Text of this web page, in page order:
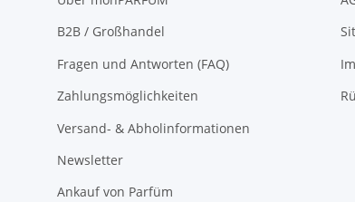
B2B / Großhandel
Fragen und Antworten (FAQ)
Zahlungsmöglichkeiten
Versand- & Abholinformationen
Newsletter
Ankauf von Parfüm